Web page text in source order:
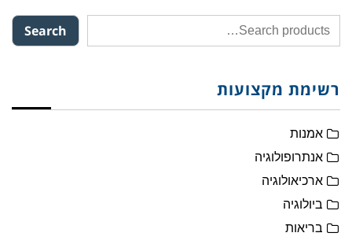
Search
רשימת מקצועות
אמנות
אנתרופולוגיה
ארכיאולוגיה
ביולוגיה
בריאות